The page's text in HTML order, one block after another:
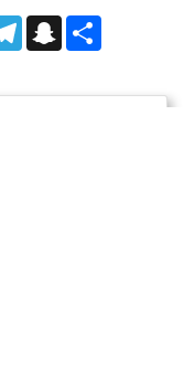
TelegramSnapchat